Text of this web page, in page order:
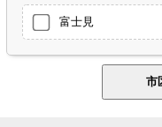
富士見